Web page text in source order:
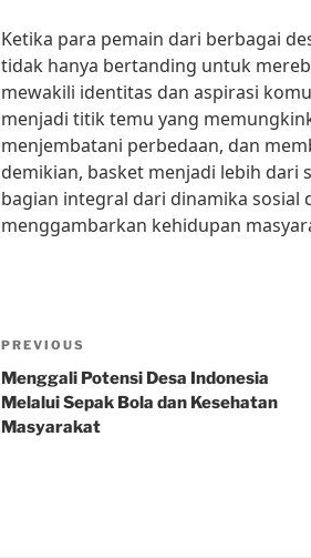
Ketika para pemain dari berbagai
tidak hanya bertanding untuk
mewakili identitas dan aspirasi
menjadi titik temu yang
menjembatani perbedaan, dan
demikian, basket menjadi lebih dari
bagian integral dari dinamika sosial
menggambarkan kehidupan
Post
navigation
Previous
Post
PREVIOUS
Menggali Potensi Desa Indonesia
Melalui Sepak Bola dan Kesehatan
Masyarakat